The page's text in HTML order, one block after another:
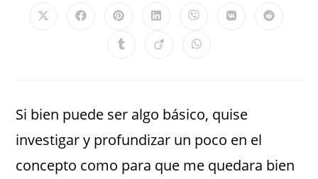
Si bien puede ser algo básico, quise
investigar y profundizar un poco en el
concepto como para que me quedara bien